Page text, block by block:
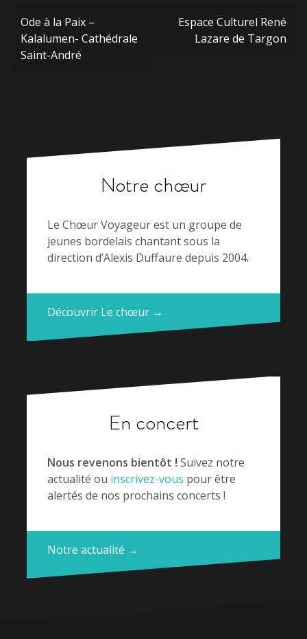
Navigation
de
l’article
Ode à la Paix –
Kalalumen- Cathédrale
Saint-André
Espace Culturel René
Lazare de Targon
Notre chœur
Le Chœur Voyageur est un groupe de
jeunes bordelais chantant sous la
direction d’Alexis Duffaure depuis 2004.
Découvrir Le chœur →
En concert
Nous revenons bientôt ! Suivez notre
actualité ou inscrivez-vous pour être
alertés de nos prochains concerts !
Notre actualité →